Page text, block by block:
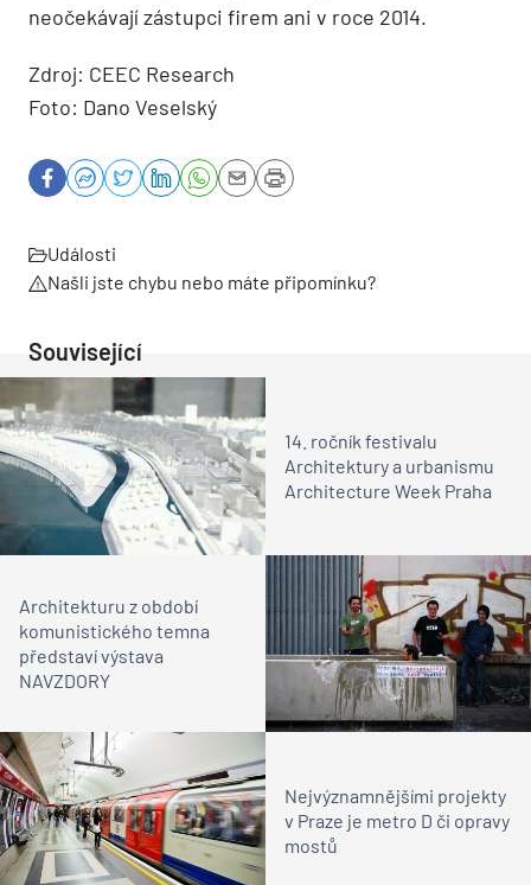
neočekávají zástupci firem ani v roce 2014.
Zdroj: CEEC Research
Foto: Dano Veselský
Události
Našli jste chybu nebo máte připomínku?
Související
14. ročník festivalu
Architektury a urbanismu
Architecture Week Praha
Architekturu z období
komunistického temna
představí výstava
NAVZDORY
Nejvýznamnějšími projekty
v Praze je metro D či opravy
mostů